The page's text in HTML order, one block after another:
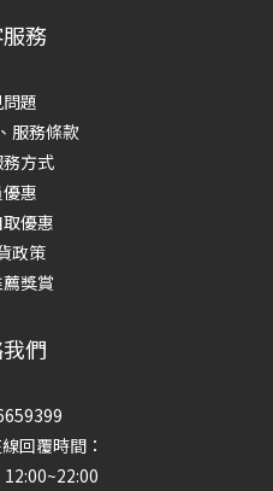
務
題
服務條款
方式
惠
優惠
政策
獎賞
們
回覆時間：